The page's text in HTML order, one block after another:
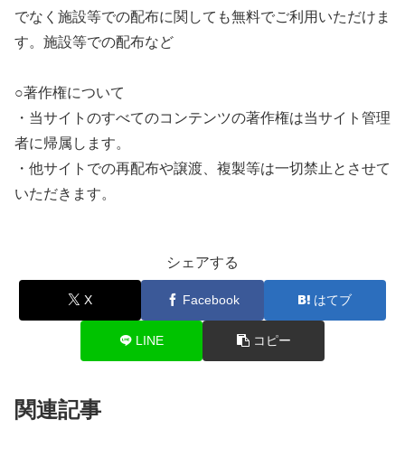
でなく施設等での配布に関しても無料でご利用いただけま
す。施設等での配布など
○著作権について
・当サイトのすべてのコンテンツの著作権は当サイト管理
者に帰属します。
・他サイトでの再配布や譲渡、複製等は一切禁止とさせて
いただきます。
シェアする
X Facebook はてブ
LINE コピー
関連記事